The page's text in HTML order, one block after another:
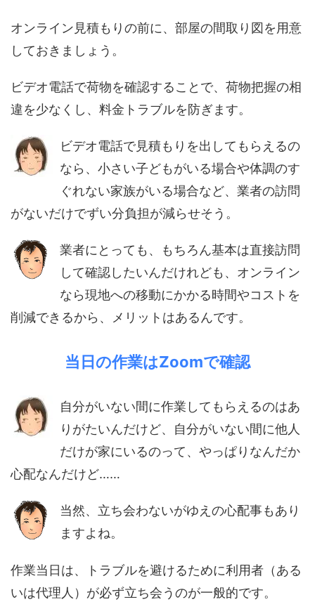
オンライン見積もりの前に、部屋の間取り図を用意
しておきましょう。
ビデオ電話で荷物を確認することで、荷物把握の相
違を少なくし、料金トラブルを防ぎます。
ビデオ電話で見積もりを出してもらえるの
なら、小さい子どもがいる場合や体調のす
ぐれない家族がいる場合など、業者の訪問
がないだけでずい分負担が減らせそう。
業者にとっても、もちろん基本は直接訪問
して確認したいんだけれども、オンライン
なら現地への移動にかかる時間やコストを
削減できるから、メリットはあるんです。
当日の作業はZoomで確認
自分がいない間に作業してもらえるのはあ
りがたいんだけど、自分がいない間に他人
だけが家にいるのって、やっぱりなんだか
心配なんだけど……
当然、立ち会わないがゆえの心配事もあり
ますよね。
作業当日は、トラブルを避けるために利用者（ある
いは代理人）が必ず立ち会うのが一般的です。